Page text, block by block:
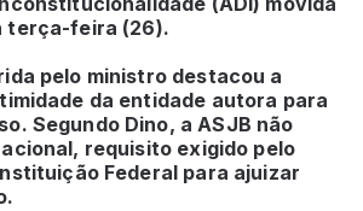
terça-feira (26).
pelo ministro destacou a
da entidade autora para
Segundo Dino, a ASJB não
requisito exigido pelo
Federal para ajuizar